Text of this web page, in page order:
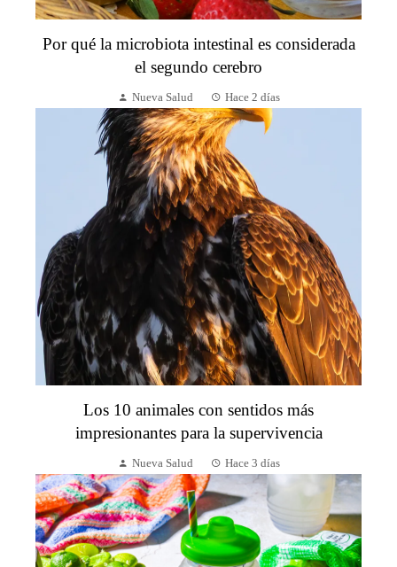
Por qué la microbiota intestinal es considerada
el segundo cerebro
Nueva Salud Hace 2 días
Los 10 animales con sentidos más
impresionantes para la supervivencia
Nueva Salud Hace 3 días